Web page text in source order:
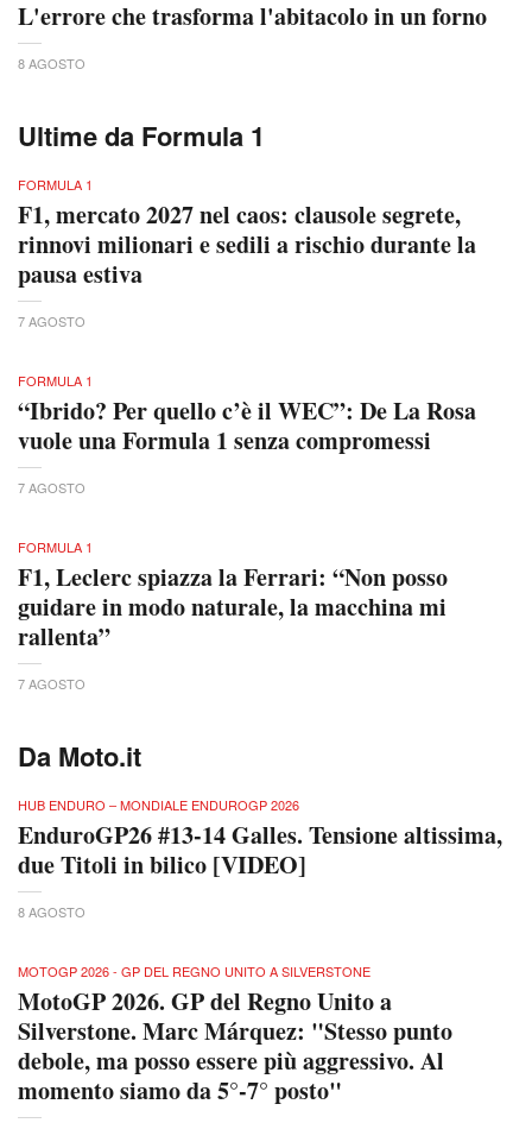
L'errore che trasforma l'abitacolo in un forno
8 AGOSTO
Ultime da Formula 1
FORMULA 1
F1, mercato 2027 nel caos: clausole segrete,
rinnovi milionari e sedili a rischio durante la
pausa estiva
7 AGOSTO
FORMULA 1
“Ibrido? Per quello c’è il WEC”: De La Rosa
vuole una Formula 1 senza compromessi
7 AGOSTO
FORMULA 1
F1, Leclerc spiazza la Ferrari: “Non posso
guidare in modo naturale, la macchina mi
rallenta”
7 AGOSTO
Da Moto.it
HUB ENDURO – MONDIALE ENDUROGP 2026
EnduroGP26 #13-14 Galles. Tensione altissima,
due Titoli in bilico [VIDEO]
8 AGOSTO
MOTOGP 2026 - GP DEL REGNO UNITO A SILVERSTONE
MotoGP 2026. GP del Regno Unito a
Silverstone. Marc Márquez: "Stesso punto
debole, ma posso essere più aggressivo. Al
momento siamo da 5°-7° posto"